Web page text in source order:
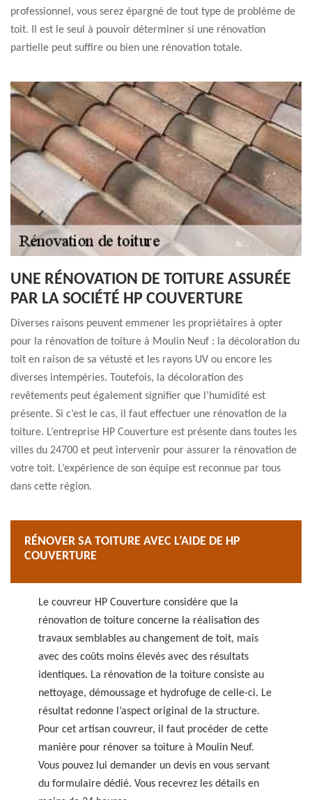
professionnel, vous serez épargné de tout type de problème de
toit. Il est le seul à pouvoir déterminer si une rénovation
partielle peut suffire ou bien une rénovation totale.
UNE RÉNOVATION DE TOITURE ASSURÉE
PAR LA SOCIÉTÉ HP COUVERTURE
Diverses raisons peuvent emmener les propriétaires à opter
pour la rénovation de toiture à Moulin Neuf : la décoloration du
toit en raison de sa vétusté et les rayons UV ou encore les
diverses intempéries. Toutefois, la décoloration des
revêtements peut également signifier que l’humidité est
présente. Si c’est le cas, il faut effectuer une rénovation de la
toiture. L’entreprise HP Couverture est présente dans toutes les
villes du 24700 et peut intervenir pour assurer la rénovation de
votre toit. L’expérience de son équipe est reconnue par tous
dans cette région.
RÉNOVER SA TOITURE AVEC L’AIDE DE HP
COUVERTURE
Le couvreur HP Couverture considère que la
rénovation de toiture concerne la réalisation des
travaux semblables au changement de toit, mais
avec des coûts moins élevés avec des résultats
identiques. La rénovation de la toiture consiste au
nettoyage, démoussage et hydrofuge de celle-ci. Le
résultat redonne l’aspect original de la structure.
Pour cet artisan couvreur, il faut procéder de cette
manière pour rénover sa toiture à Moulin Neuf.
Vous pouvez lui demander un devis en vous servant
du formulaire dédié. Vous recevrez les détails en